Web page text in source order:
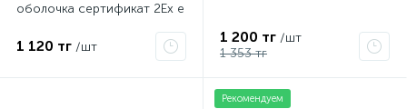
оболочка сертификат 2Ex e
PHC-30
1 120 тг /шт
1 200 тг /шт
1 353 тг
Рекомендуем